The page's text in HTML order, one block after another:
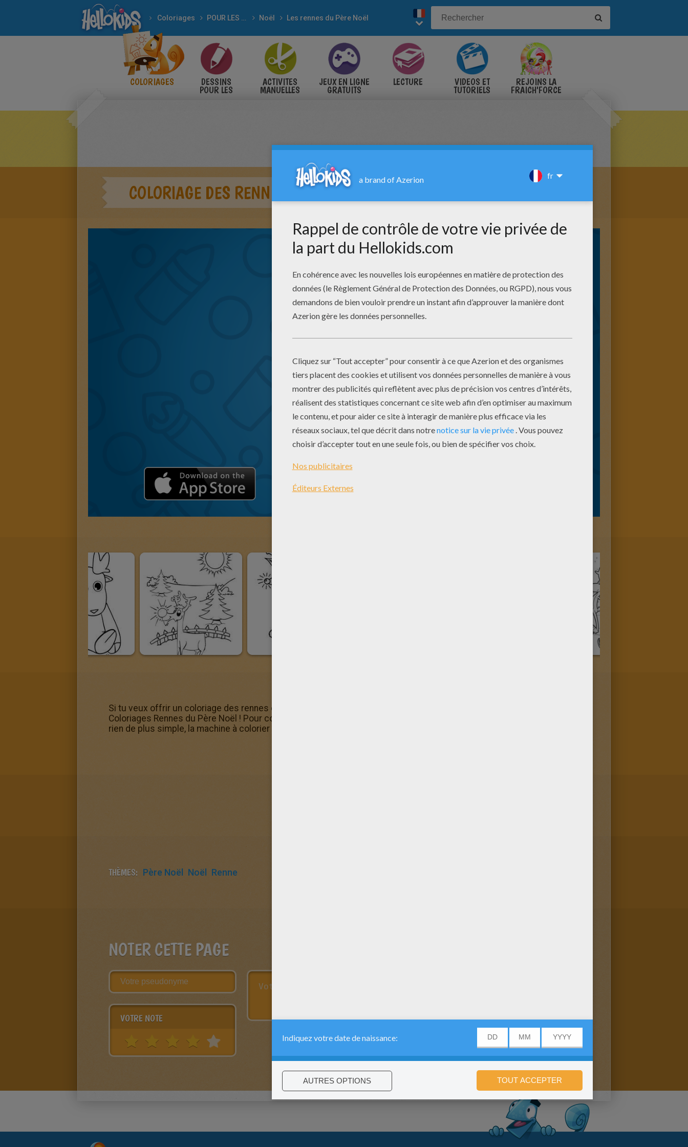
Coloriages POUR LES FÊTES Noël Les rennes du Père Noël
COLORIAGES DESSINS
POUR LES
ACTIVITES
MANUELLES
JEUX EN LIGNE
GRATUITS
LECTURE VIDÉOS ET
TUTORIELS
REJOINS LA
FRAICH'FORCE
COLORIAGE DES RENNES
Si tu veux offrir un coloriage des rennes de Coloriages Rennes du Père Noël à quelqu'un, va-vite dans la rubrique
Coloriages Rennes du Père Noël ! Pour colorier le coloriage des rennes directement sur ta tablette ou ton ordinateur,
rien de plus simple, la machine à colorier est là pour faire de super coloriages
THÈMES: Père Noël Noël Renne
NOTER CETTE PAGE
VOTRE NOTE